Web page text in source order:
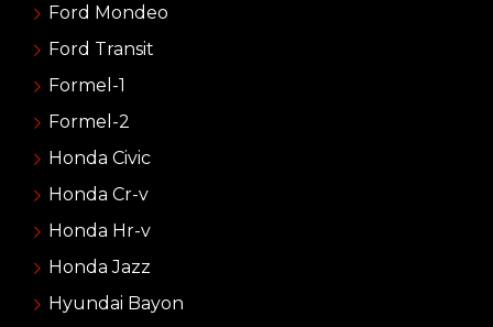
Ford Mondeo
Ford Transit
Formel-1
Formel-2
Honda Civic
Honda Cr-v
Honda Hr-v
Honda Jazz
Hyundai Bayon